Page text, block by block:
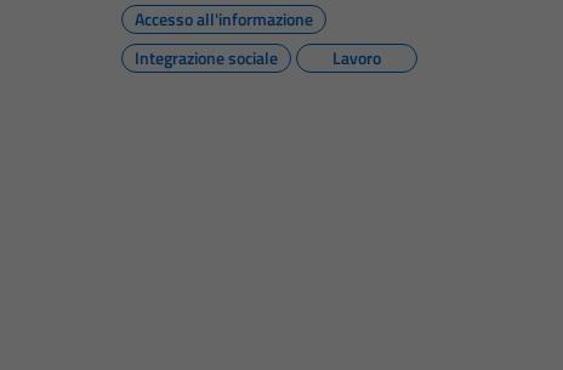
Accesso all'informazione
Integrazione sociale
Lavoro